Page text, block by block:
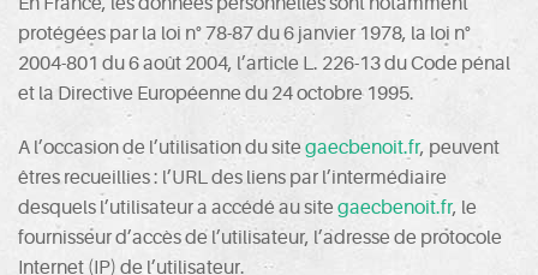
protégées par la loi n° 78-87 du 6 janvier 1978, la loi n°
2004-801 du 6 août 2004, l’article L. 226-13 du Code pénal
et la Directive Européenne du 24 octobre 1995.
A l’occasion de l’utilisation du sitegaecbenoit.fr, peuvent
êtres recueillies : l’URL des liens par l’intermédiaire
desquels l’utilisateur a accédé au site gaecbenoit.fr, le
fournisseur d’accès de l’utilisateur, l’adresse de protocole
Internet (IP) de l’utilisateur.